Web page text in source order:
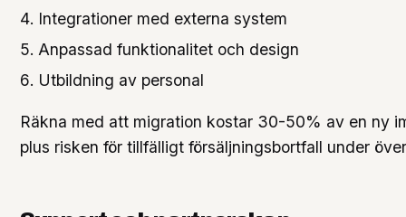
Integrationer med externa system
Anpassad funktionalitet och design
Utbildning av personal
Räkna med att migration kostar 30-50% av en ny
plus risken för tillfälligt försäljningsbortfall under